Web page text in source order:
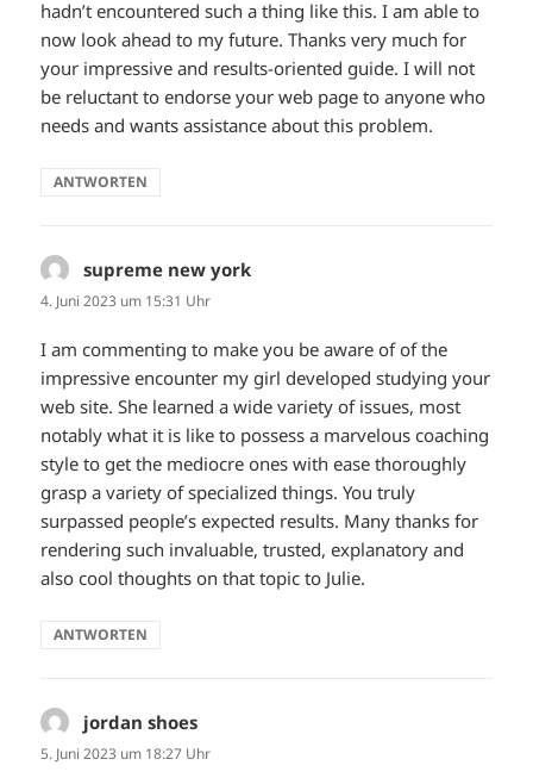
hadn’t encountered such a thing like this. I am able to
now look ahead to my future. Thanks very much for
your impressive and results-oriented guide. I will not
be reluctant to endorse your web page to anyone who
needs and wants assistance about this problem.
ANTWORTEN
supreme new york
4. Juni 2023 um 15:31 Uhr
I am commenting to make you be aware of of the
impressive encounter my girl developed studying your
web site. She learned a wide variety of issues, most
notably what it is like to possess a marvelous coaching
style to get the mediocre ones with ease thoroughly
grasp a variety of specialized things. You truly
surpassed people’s expected results. Many thanks for
rendering such invaluable, trusted, explanatory and
also cool thoughts on that topic to Julie.
ANTWORTEN
jordan shoes
5. Juni 2023 um 18:27 Uhr